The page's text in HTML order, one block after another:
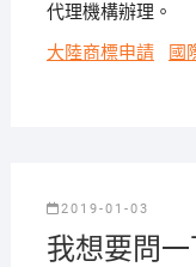
代理機構辦理。
大陸商標申請
國
2019-01-03
我想要問